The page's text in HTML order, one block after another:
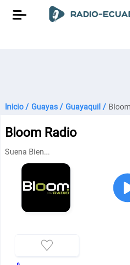
Inicio / Guayas / Guayaquil /
Bloom Radio
Suena Bien...